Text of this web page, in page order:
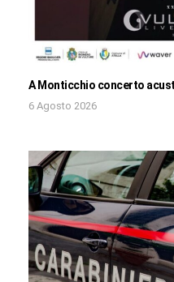
A Monticchio concerto
6 Agosto 2026